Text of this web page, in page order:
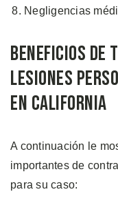
Negligencias
Beneficios de
Lesiones
en California
A continuación le
importantes de
para su caso: